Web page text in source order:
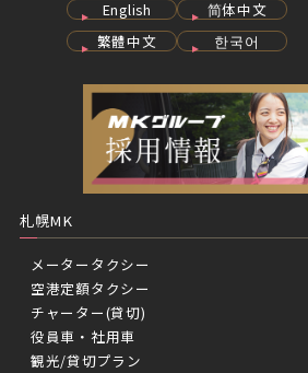
English
简体中文
繁體中文
한국어
札幌MK
メータータクシー
空港定額タクシー
チャーター(貸切)
役員車・社用車
観光/貸切プラン